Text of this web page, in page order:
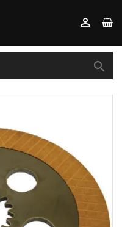

